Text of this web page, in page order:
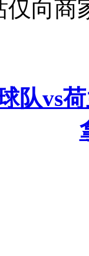
向商
队vs